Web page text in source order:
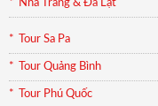
Nha Trang & Đà Lạt
Tour Sa Pa
Tour Quảng Bình
Tour Phú Quốc